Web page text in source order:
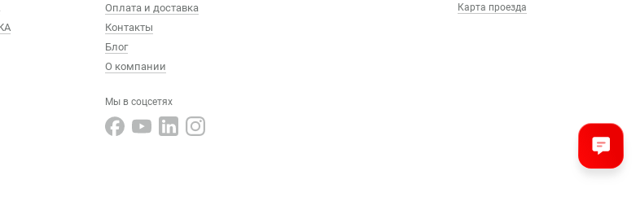
Оплата и доставка
Контакты
Блог
О компании
Мы в соцсетях
Карта проезда